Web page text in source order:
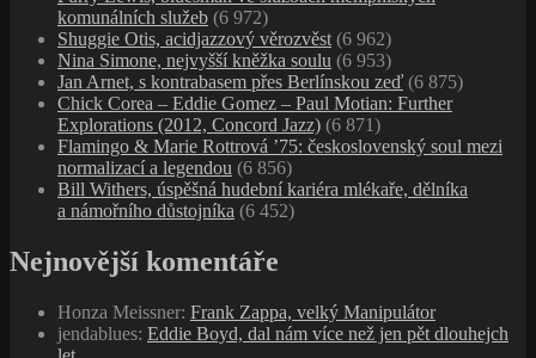
komunálních služeb (6 972)
Shuggie Otis, acidjazzový věrozvěst (6 962)
Nina Simone, nejvyšší kněžka soulu (6 953)
Jan Arnet, s kontrabasem přes Berlínskou zeď (6 875)
Chick Corea – Eddie Gomez – Paul Motian: Further
Explorations (2012, Concord Jazz) (6 871)
Flamingo & Marie Rottrová ’75: československý soul mezi
normalizací a legendou (6 856)
Bill Withers, úspěšná hudební kariéra mlékaře, dělníka
a námořního důstojníka (6 452)
Nejnovější komentáře
Honza Meissner: Frank Zappa, velký Manipulátor
jendablues: Eddie Boyd, dal nám více než jen pět dlouhejch